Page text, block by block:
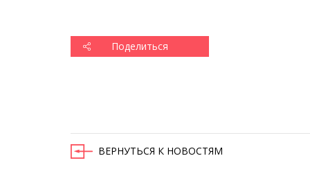
Поделиться
ВЕРНУТЬСЯ К НОВОСТЯМ